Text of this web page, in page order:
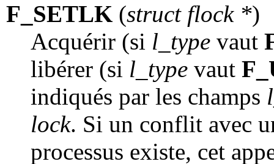
F_SETLK (struct flock *)
Acquérir (si l_type vaut
libérer (si l_type vaut
indiqués par les champs
lock. Si un conflit avec
processus existe, cet